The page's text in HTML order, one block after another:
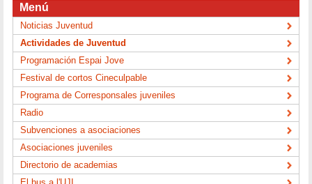
Menú
Noticias Juventud
Actividades de Juventud
Programación Espai Jove
Festival de cortos Cineculpable
Programa de Corresponsales juveniles
Radio
Subvenciones a asociaciones
Asociaciones juveniles
Directorio de academias